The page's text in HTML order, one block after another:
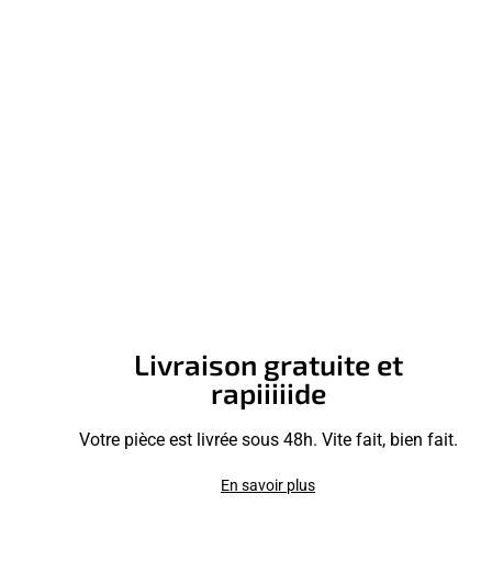
Livraison gratuite et
rapiiiiide
Votre pièce est livrée sous 48h. Vite fait, bien fait.
En savoir plus